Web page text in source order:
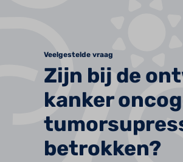
Veelgestelde vraag
Zijn bij de
kanker
betrokken?